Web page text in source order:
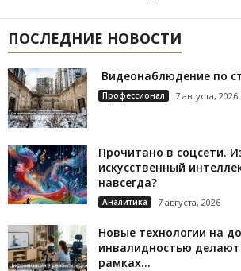
ПОСЛЕДНИЕ НОВОСТИ
Видеонаблюдение по
Профессионал 7 августа, 2026
Прочитано в соцсети.
искусственный
навсегда?
Аналитика 7 августа, 2026
Новые технологии на
инвалидностью делают
рамках...